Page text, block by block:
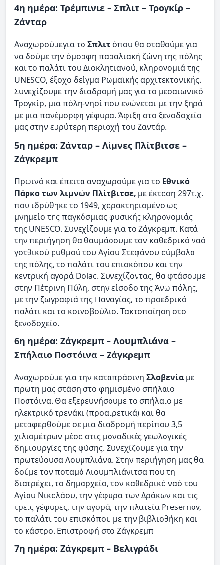
4η ημέρα: Τρέμπινιε – Σπλιτ – Τρογκίρ –
Ζάνταρ
Αναχωρούμεγια το Σπλιτ όπου θα σταθούμε για
να δούμε την όμορφη παραλιακή ζώνη της πόλης
και το παλάτι του Διοκλητιανού, κληρονομιά της
UNESCO, έξοχο δείγμα Ρωμαϊκής αρχιτεκτονικής.
Συνεχίζουμε την διαδρομή μας για το μεσαιωνικό
Τρογκίρ, μια πόλη-νησί που ενώνεται με την ξηρά
με μια πανέμορφη γέφυρα. Άφιξη στο ξενοδοχείο
μας στην ευρύτερη περιοχή του Ζαντάρ.
5η ημέρα: Ζάνταρ – Λίμνες Πλίτβιτσε –
Ζάγκρεμπ
Πρωινό και έπειτα αναχωρούμε για το Εθνικό
Πάρκο των λιμνών Πλίτβιτσε, με έκταση 297τ.χ.
που ιδρύθηκε το 1949, χαρακτηρισμένο ως
μνημείο της παγκόσμιας φυσικής κληρονομιάς
της UNESCO. Συνεχίζουμε για το Ζάγκρεμπ. Κατά
την περιήγηση θα θαυμάσουμε τον καθεδρικό ναό
γοτθικού ρυθμού του Αγίου Στεφάνου σύμβολο
της πόλης, το παλάτι του επισκόπου και την
κεντρική αγορά Dolac. Συνεχίζοντας, θα φτάσουμε
στην Πέτρινη Πύλη, στην είσοδο της Άνω πόλης,
με την ζωγραφιά της Παναγίας, το προεδρικό
παλάτι και το κοινοβούλιο. Τακτοποίηση στο
ξενοδοχείο.
6η ημέρα: Ζάγκρεμπ – Λουμπλιάνα –
Σπήλαιο Ποστόινα – Ζάγκρεμπ
Αναχωρούμε για την καταπράσινη Σλοβενία με
πρώτη μας στάση στο φημισμένο σπήλαιο
Ποστόινα. Θα εξερευνήσουμε το σπήλαιο με
ηλεκτρικό τρενάκι (προαιρετικά) και θα
μεταφερθούμε σε μια διαδρομή περίπου 3,5
χιλιομέτρων μέσα στις μοναδικές γεωλογικές
δημιουργίες της φύσης. Συνεχίζουμε για την
πρωτεύουσα Λουμπλιάνα. Στην περιήγηση μας θα
δούμε τον ποταμό Λιουμπλιάνιτσα που τη
διατρέχει, το δημαρχείο, τον καθεδρικό ναό του
Αγίου Νικολάου, την γέφυρα των Δράκων και τις
τρεις γέφυρες, την αγορά, την πλατεία Presernov,
το παλάτι του επισκόπου με την βιβλιοθήκη και
το κάστρο. Επιστροφή στο Ζάγκρεμπ
7η ημέρα: Ζάγκρεμπ – Βελιγράδι